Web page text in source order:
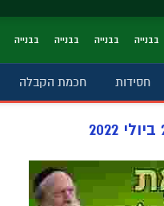
בבנייה בבנייה בבנייה בבנייה
חסידות חכמת הקבלה